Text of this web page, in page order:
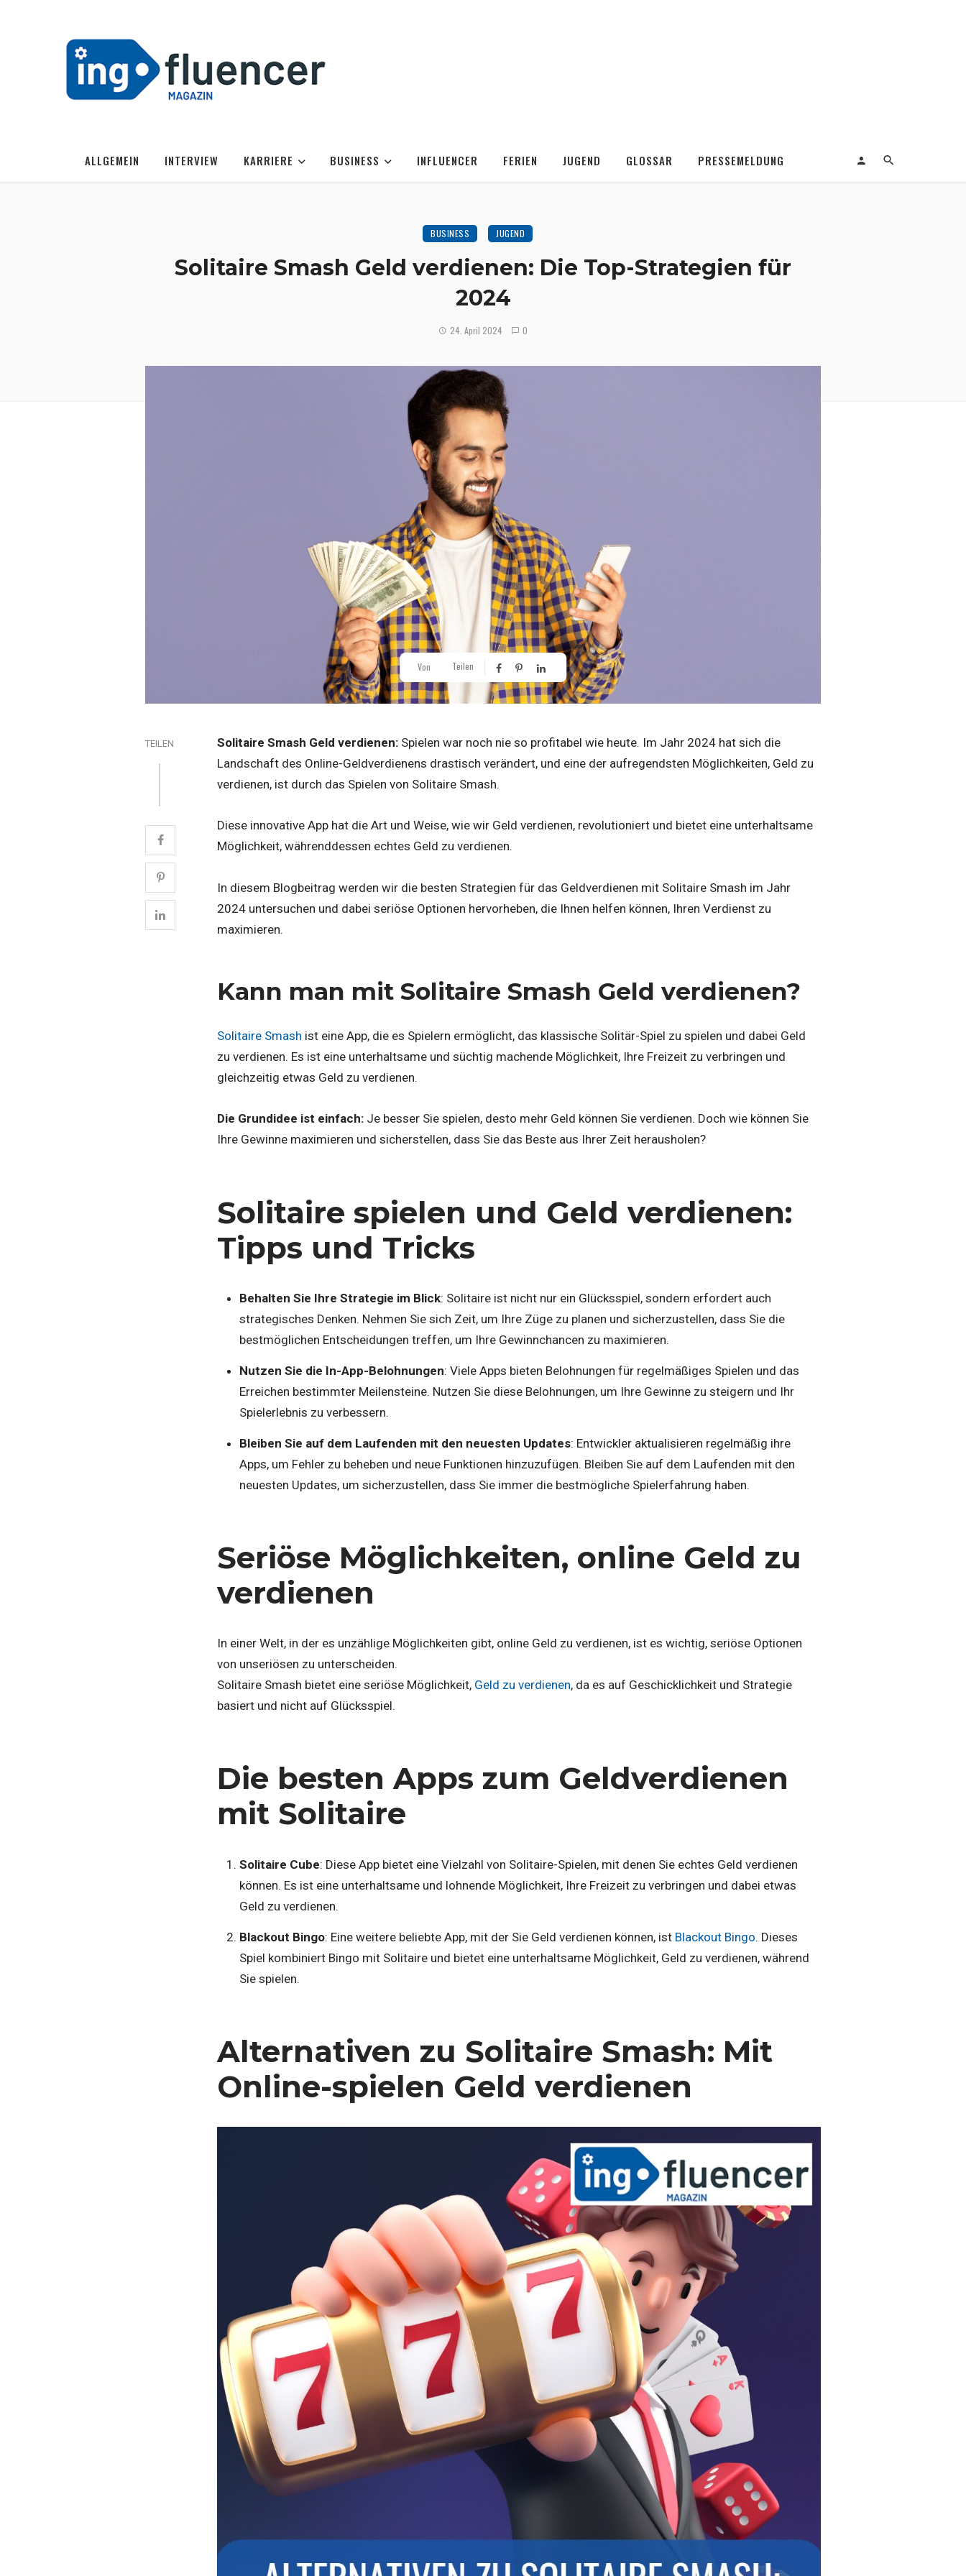
ALLGEMEIN INTERVIEW KARRIERE BUSINESS INFLUENCER FERIEN JUGEND GLOSSAR PRESSEMELDUNG
BUSINESS JUGEND
Solitaire Smash Geld verdienen: Die Top-Strategien für
2024
24. April 2024 0
Von Teilen
TEILEN Solitaire Smash Geld verdienen: Spielen war noch nie so profitabel wie heute. Im Jahr 2024 hat sich die
Landschaft des Online-Geldverdienens drastisch verändert, und eine der aufregendsten Möglichkeiten, Geld zu
verdienen, ist durch das Spielen von Solitaire Smash.
Diese innovative App hat die Art und Weise, wie wir Geld verdienen, revolutioniert und bietet eine unterhaltsame
Möglichkeit, währenddessen echtes Geld zu verdienen.
In diesem Blogbeitrag werden wir die besten Strategien für das Geldverdienen mit Solitaire Smash im Jahr
2024 untersuchen und dabei seriöse Optionen hervorheben, die Ihnen helfen können, Ihren Verdienst zu
maximieren.
Kann man mit Solitaire Smash Geld verdienen?
Solitaire Smash ist eine App, die es Spielern ermöglicht, das klassische Solitär-Spiel zu spielen und dabei Geld
zu verdienen. Es ist eine unterhaltsame und süchtig machende Möglichkeit, Ihre Freizeit zu verbringen und
gleichzeitig etwas Geld zu verdienen.
Die Grundidee ist einfach: Je besser Sie spielen, desto mehr Geld können Sie verdienen. Doch wie können Sie
Ihre Gewinne maximieren und sicherstellen, dass Sie das Beste aus Ihrer Zeit herausholen?
Solitaire spielen und Geld verdienen:
Tipps und Tricks
Behalten Sie Ihre Strategie im Blick: Solitaire ist nicht nur ein Glücksspiel, sondern erfordert auch
strategisches Denken. Nehmen Sie sich Zeit, um Ihre Züge zu planen und sicherzustellen, dass Sie die
bestmöglichen Entscheidungen treffen, um Ihre Gewinnchancen zu maximieren.
Nutzen Sie die In-App-Belohnungen: Viele Apps bieten Belohnungen für regelmäßiges Spielen und das
Erreichen bestimmter Meilensteine. Nutzen Sie diese Belohnungen, um Ihre Gewinne zu steigern und Ihr
Spielerlebnis zu verbessern.
Bleiben Sie auf dem Laufenden mit den neuesten Updates: Entwickler aktualisieren regelmäßig ihre
Apps, um Fehler zu beheben und neue Funktionen hinzuzufügen. Bleiben Sie auf dem Laufenden mit den
neuesten Updates, um sicherzustellen, dass Sie immer die bestmögliche Spielerfahrung haben.
Seriöse Möglichkeiten, online Geld zu
verdienen
In einer Welt, in der es unzählige Möglichkeiten gibt, online Geld zu verdienen, ist es wichtig, seriöse Optionen
von unseriösen zu unterscheiden.
Solitaire Smash bietet eine seriöse Möglichkeit, Geld zu verdienen, da es auf Geschicklichkeit und Strategie
basiert und nicht auf Glücksspiel.
Die besten Apps zum Geldverdienen
mit Solitaire
Solitaire Cube: Diese App bietet eine Vielzahl von Solitaire-Spielen, mit denen Sie echtes Geld verdienen
können. Es ist eine unterhaltsame und lohnende Möglichkeit, Ihre Freizeit zu verbringen und dabei etwas
Geld zu verdienen.
Blackout Bingo: Eine weitere beliebte App, mit der Sie Geld verdienen können, ist Blackout Bingo. Dieses
Spiel kombiniert Bingo mit Solitaire und bietet eine unterhaltsame Möglichkeit, Geld zu verdienen, während
Sie spielen.
Alternativen zu Solitaire Smash: Mit
Online-spielen Geld verdienen